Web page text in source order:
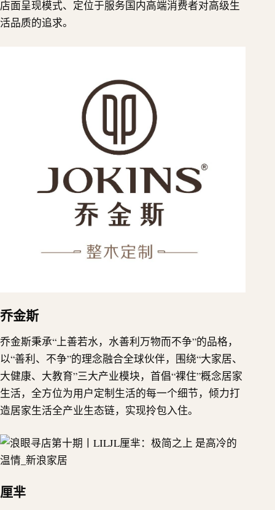
店面呈现模式、定位于服务国内高端消费者对高级生
活品质的追求。
乔金斯
乔金斯秉承“上善若水，水善利万物而不争”的品格，
以“善利、不争”的理念融合全球伙伴，围绕“大家居、
大健康、大教育”三大产业模块，首倡“裸住”概念居家
生活，全方位为用户定制生活的每一个细节，倾力打
造居家生活全产业生态链，实现拎包入住。
厘芈